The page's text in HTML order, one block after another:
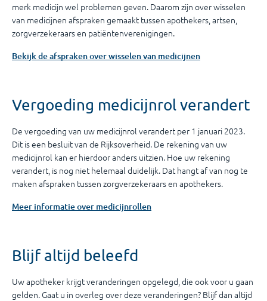
merk medicijn wel problemen geven. Daarom zijn over wisselen
van medicijnen afspraken gemaakt tussen apothekers, artsen,
zorgverzekeraars en patiëntenverenigingen.
Bekijk de afspraken over wisselen van medicijnen
Vergoeding medicijnrol verandert
De vergoeding van uw medicijnrol verandert per 1 januari 2023.
Dit is een besluit van de Rijksoverheid. De rekening van uw
medicijnrol kan er hierdoor anders uitzien. Hoe uw rekening
verandert, is nog niet helemaal duidelijk. Dat hangt af van nog te
maken afspraken tussen zorgverzekeraars en apothekers.
Meer informatie over medicijnrollen
Blijf altijd beleefd
Uw apotheker krijgt veranderingen opgelegd, die ook voor u gaan
gelden. Gaat u in overleg over deze veranderingen? Blijf dan altijd